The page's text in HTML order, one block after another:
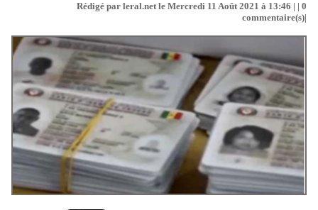
Rédigé par leral.net le Mercredi 11 Août 2021 à 13:46 | | 0
commentaire(s)|